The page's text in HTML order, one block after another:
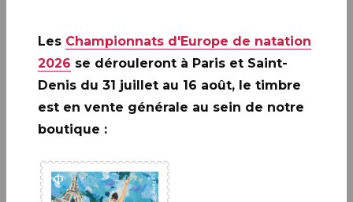
Tirage
320 000 exemplaires
Valeur faciale
Internationale - Prix de vente du bloc : 4,20 €
Les Championnats d'Europe de natation
2026 se dérouleront à Paris et Saint-
Denis du 31 juillet au 16 août, le timbre
est en vente générale au sein de notre
boutique :